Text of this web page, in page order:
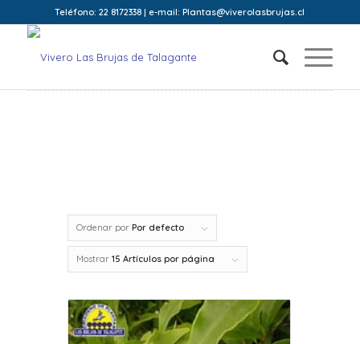
Teléfono: 22 8172338 | e-mail: Plantas@viverolasbrujas.cl
Ordenar por Por defecto
Mostrar 15 Artículos por página